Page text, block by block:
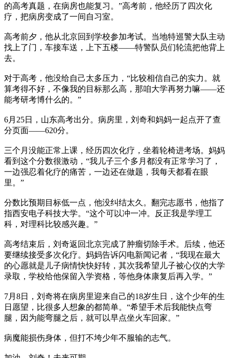
的高考真题，在病房也能复习。”高考前，他经历了四次化
疗，把病房变成了一间自习室。
高考前夕，他从北京回到学校参加考试。当地特巡警大队主动
找上了门，车接车送，上下五楼——特警队员们轮流把他背上
去。
对于高考，他没给自己太多压力，“比较相信自己的实力。就
算考得不好，不像我的目标那么高，那咱大学再努力嘛——还
能考研考博什么的。”
6月25日，山东高考出分。病房里，刘奇和妈妈一起点开了查
分页面——620分。
三个月没能正常上课，经历四次化疗，坐着轮椅进考场。妈妈
看到这个分数很激动，“我儿子三个多月都没有正常学习了，
一边强忍着化疗的痛苦，一边还在做题，我每天都看在眼
里。”
分数比预期目标低一点，他没纠结太久。翻完志愿书，他指了
指西安电子科技大学。“这个可以冲一冲。反正我是学理工
科，对理科比较感兴趣。”
高考结束后，刘奇返回北京完成了肿瘤切除手术。后续，他还
要继续接受多次化疗。妈妈告诉闪电新闻记者，“我现在最大
的心愿就是儿子病情快快好转，其次我希望儿子被心仪的大学
录取，学校给他保留入学资格，等他身体康复后再入学。”
7月8日，刘奇将在病房里迎来自己的18岁生日，这个少年的生
日愿望，比很多人想象的都简单。“希望手术后我能快点弯
腿，因为能弯腿之后，就可以早点坐火车回家。”
病魔能损伤身体，但打不垮少年不服输的志气。